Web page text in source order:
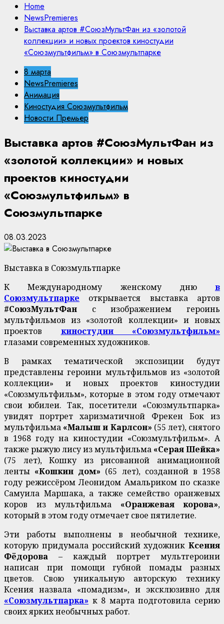
Home
NewsPremieres
Выставка артов #СоюзМультФан из «золотой
коллекции» и новых проектов киностудии
«Союзмультфильм» в Союзмультпарке
8 марта
NewsPremieres
Анимация
Киностудия Союзмультфильм
Новости Премьер
Выставка артов #СоюзМультФан из
«золотой коллекции» и новых
проектов киностудии
«Союзмультфильм» в
Союзмультпарке
08.03.2023
Выставка в Союзмультпарке
К Международному женскому дню в
Союзмультпарке открывается выставка артов
#СоюзМультФан с изображением героинь
мультфильмов из «золотой коллекции» и новых
проектов киностудии «Союзмультфильм»
глазами современных художников.
В рамках тематической экспозиции будут
представлены героини мультфильмов из «золотой
коллекции» и новых проектов киностудии
«Союзмультфильм», которые в этом году отмечают
свои юбилеи. Так, посетители «Союзмультпарка»
увидят портрет харизматичной Фрекен Бок из
мультфильма «Малыш и Карлсон» (55 лет), снятого
в 1968 году на киностудии «Союзмультфильм». А
также рыжую лису из мультфильма «Серая Шейка»
(75 лет), Кошку из рисованной анимационной
ленты «Кошкин дом» (65 лет), созданной в 1958
году режиссёром Леонидом Амальриком по сказке
Самуила Маршака, а также семейство оранжевых
коров из мультфильма «Оранжевая корова»,
который в этом году отмечает свое пятилетие.
Эти работы выполнены в необычной технике,
которую придумала российский художник Ксения
Фёдорова – каждый портрет мультгероини
написан при помощи губной помады разных
цветов. Свою уникальную авторскую технику
Ксения назвала «помадизм», и эксклюзивно для
«Союзмультпарка» к 8 марта подготовила серию
своих ярких необычных работ.